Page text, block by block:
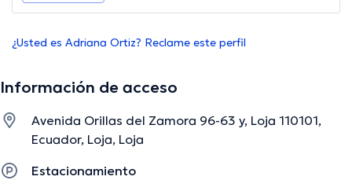
¿Usted es Adriana Ortiz? Reclame este perfil
Información de acceso
Avenida Orillas del Zamora 96-63 y, Loja 110101,
Ecuador, Loja, Loja
Estacionamiento